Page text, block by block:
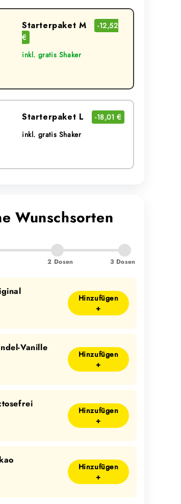
Starterpaket M
-12,52
€
inkl. gratis Shaker
Starterpaket L
-18,01 €
inkl. gratis Shaker
Wunschsorten
2 Dosen 3 Dosen
Hinzufügen
+
Vanille
Hinzufügen
+
Hinzufügen
+
Hinzufügen
+